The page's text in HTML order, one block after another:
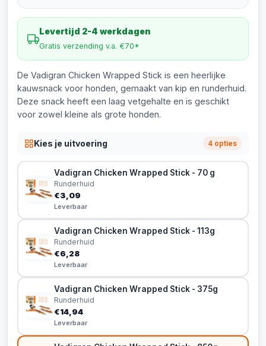
Levertijd 2-4 werkdagen
Gratis verzending v.a. €70*
De Vadigran Chicken Wrapped Stick is een heerlijke
kauwsnack voor honden, gemaakt van kip en runderhuid.
Deze snack heeft een laag vetgehalte en is geschikt
voor zowel kleine als grote honden.
Kies je uitvoering 4 opties
Vadigran Chicken Wrapped Stick - 70 g
Runderhuid
€3,09
Leverbaar
Vadigran Chicken Wrapped Stick - 113g
Runderhuid
€6,28
Leverbaar
Vadigran Chicken Wrapped Stick - 375g
Runderhuid
€14,94
Leverbaar